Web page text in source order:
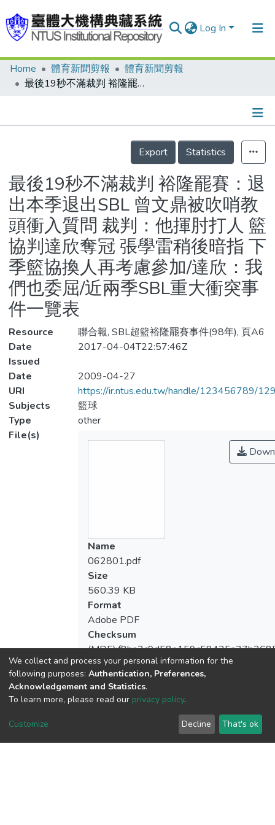
Log In
Communities & Collections
Statistics
Home 體育新聞剪報
體育新聞剪報
最後19秒不滿裁判 裕隆罷賽：退出本季退出SBL 曾文鼎被吹哨教頭衝入質問 裁判：他揮肘打人 籃協判達欣奪冠 張學雷稍後暗指 下季籃協換人再考慮參加/達欣：我們也委屈/近兩季SBL重大衝突事件一覽表
Details
Export
Statistics
最後19秒不滿裁判 裕隆罷賽：退
出本季退出SBL 曾文鼎被吹哨教
頭衝入質問 裁判：他揮肘打人 籃
協判達欣奪冠 張學雷稍後暗指 下
季籃協換人再考慮參加/達欣：我
們也委屈/近兩季SBL重大衝突事
件一覽表
Resource
聯合報, SBL超籃裕隆罷賽事件(98年), 頁A6
Date
Issued
2017-04-04T22:57:46Z
Date
2009-04-27
URI
https://ir.ntus.edu.tw/handle/123456789/
Subjects
籃球
Type
other
File(s)
Name
062801.pdf
Size
560.39 KB
Format
Adobe PDF
Checksum
View metrics
We collect and process your personal information for the
following purposes: Authentication, Preferences,
Acknowledgement and Statistics.
To learn more, please read our privacy policy.
Customize Decline That's ok